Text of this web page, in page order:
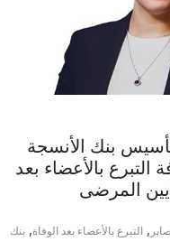
بنك الأنسجة
التبرع بالأعضاء بعد
المرضى
,التبرع بالأعضاء بعد الوفاة,بنك